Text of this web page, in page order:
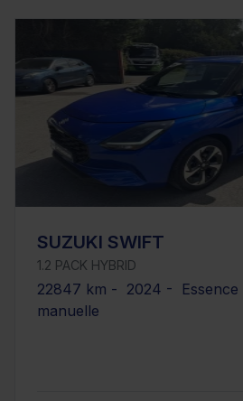
SUZUKI SWIFT
1.2 PACK HYBRID
22847 km - 2024 -
manuelle